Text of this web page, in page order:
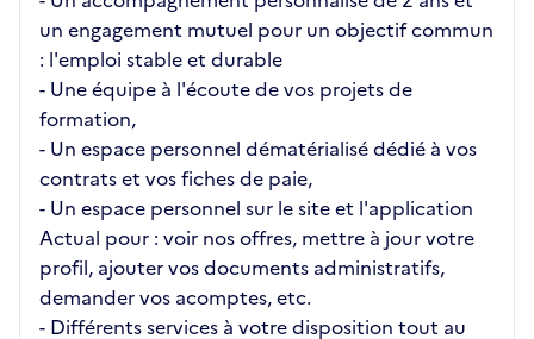
un engagement mutuel pour un objectif commun
: l'emploi stable et durable
- Une équipe à l'écoute de vos projets de
formation,
- Un espace personnel dématérialisé dédié à vos
contrats et vos fiches de paie,
- Un espace personnel sur le site et l'application
Actual pour : voir nos offres, mettre à jour votre
profil, ajouter vos documents administratifs,
demander vos acomptes, etc.
- Différents services à votre disposition tout au